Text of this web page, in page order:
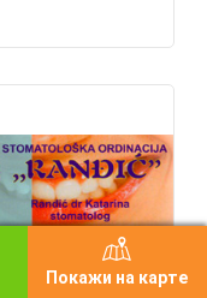
Покажи на карте